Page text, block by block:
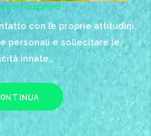
Inspired
con le proprie attitudini.
personali e sollecitare le
innate…